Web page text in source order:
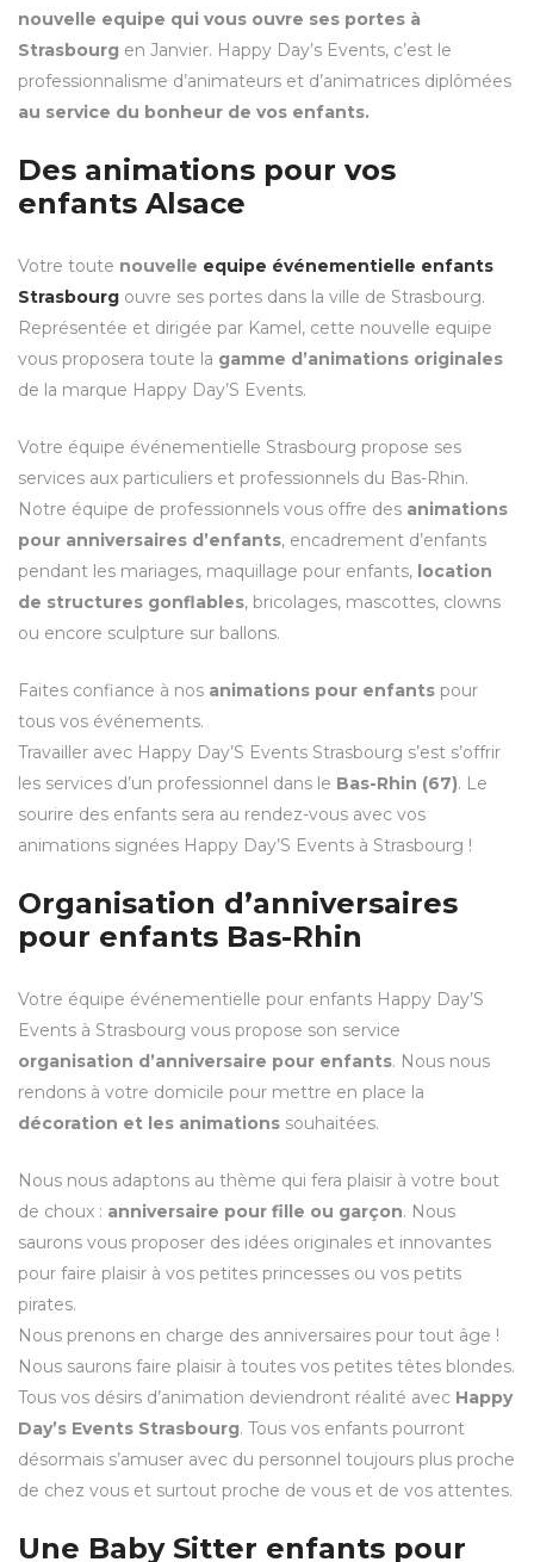
nouvelle equipe qui vous ouvre ses portes à
Strasbourg en Janvier. Happy Day’s Events, c’est le
professionnalisme d’animateurs et d’animatrices diplômées
au service du bonheur de vos enfants.
Des animations pour vos
enfants Alsace
Votre toute nouvelle equipe événementielle enfants
Strasbourg ouvre ses portes dans la ville de Strasbourg.
Représentée et dirigée par Kamel, cette nouvelle equipe
vous proposera toute la gamme d’animations originales
de la marque Happy Day’S Events.
Votre équipe événementielle Strasbourg propose ses
services aux particuliers et professionnels du Bas-Rhin.
Notre équipe de professionnels vous offre des animations
pour anniversaires d’enfants, encadrement d’enfants
pendant les mariages, maquillage pour enfants, location
de structures gonflables, bricolages, mascottes, clowns
ou encore sculpture sur ballons.
Faites confiance à nos animations pour enfants pour
tous vos événements.
Travailler avec Happy Day’S Events Strasbourg s’est s’offrir
les services d’un professionnel dans le Bas-Rhin (67). Le
sourire des enfants sera au rendez-vous avec vos
animations signées Happy Day’S Events à Strasbourg !
Organisation d’anniversaires
pour enfants Bas-Rhin
Votre équipe événementielle pour enfants Happy Day’S
Events à Strasbourg vous propose son service
organisation d’anniversaire pour enfants. Nous nous
rendons à votre domicile pour mettre en place la
décoration et les animations souhaitées.
Nous nous adaptons au thème qui fera plaisir à votre bout
de choux : anniversaire pour fille ou garçon. Nous
saurons vous proposer des idées originales et innovantes
pour faire plaisir à vos petites princesses ou vos petits
pirates.
Nous prenons en charge des anniversaires pour tout âge !
Nous saurons faire plaisir à toutes vos petites têtes blondes.
Tous vos désirs d’animation deviendront réalité avec Happy
Day’s Events Strasbourg. Tous vos enfants pourront
désormais s’amuser avec du personnel toujours plus proche
de chez vous et surtout proche de vous et de vos attentes.
Une Baby Sitter enfants pour